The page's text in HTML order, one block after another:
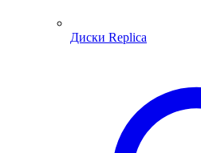
Диски Replica